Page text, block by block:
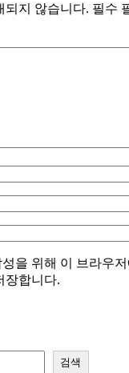
되지 않습니다. 필수
을 위해 이 브라우
장합니다.
검색